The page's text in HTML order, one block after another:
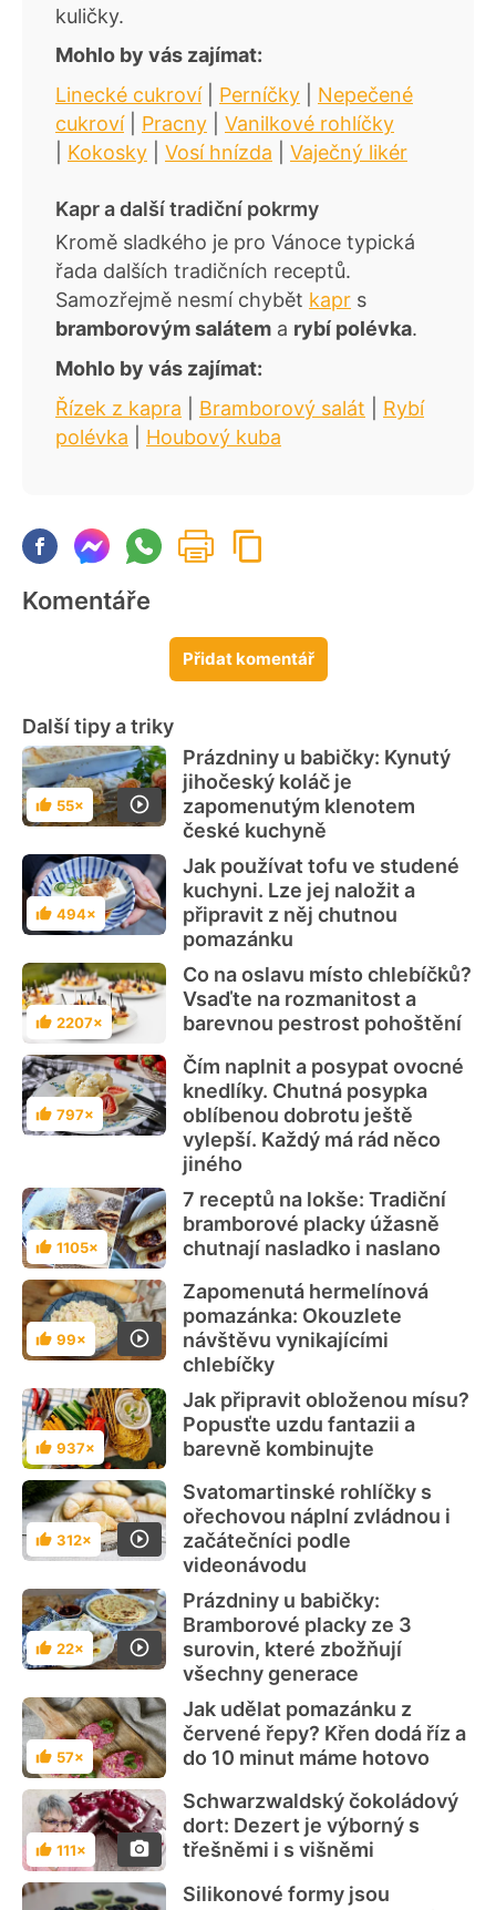
kuličky.
Mohlo by vás zajímat:
Linecké cukroví| Perníčky
Nepečené
cukroví| Pracny
Vanilkové rohlíčky
Kokosky Vosí hnízda Vaječný likér
Kapr a další tradiční pokrmy
Kromě sladkého je pro Vánoce typická
řada dalších tradičních receptů.
Samozřejmě nesmí chybět kapr s
bramborovým salátem a rybí polévka.
Mohlo by vás zajímat:
Řízek z kapra
Bramborový salát
Rybí
polévka
Houbový kuba
Komentáře
Přidat komentář
Další tipy a triky
Hodnocení
55×
Prázdniny u babičky: Kynutý
jihočeský koláč je
zapomenutým klenotem
české kuchyně
Hodnocení
494×
Jak používat tofu ve studené
kuchyni. Lze jej naložit a
připravit z něj chutnou
pomazánku
Hodnocení
2207×
Co na oslavu místo chlebíčků?
Vsaďte na rozmanitost a
barevnou pestrost pohoštění
Hodnocení
797×
Čím naplnit a posypat ovocné
knedlíky. Chutná posypka
oblíbenou dobrotu ještě
vylepší. Každý má rád něco
jiného
Hodnocení
1105×
7 receptů na lokše: Tradiční
bramborové placky úžasně
chutnají nasladko i naslano
Hodnocení
99×
Zapomenutá hermelínová
pomazánka: Okouzlete
návštěvu vynikajícími
chlebíčky
Hodnocení
937×
Jak připravit obloženou mísu?
Popusťte uzdu fantazii a
barevně kombinujte
Hodnocení
312×
Svatomartinské rohlíčky s
ořechovou náplní zvládnou i
začátečníci podle
videonávodu
Hodnocení
22×
Prázdniny u babičky:
Bramborové placky ze 3
surovin, které zbožňují
všechny generace
Hodnocení
57×
Jak udělat pomazánku z
červené řepy? Křen dodá říz a
do 10 minut máme hotovo
Hodnocení
111×
Schwarzwaldský čokoládový
dort: Dezert je výborný s
třešněmi i s višněmi
Silikonové formy jsou